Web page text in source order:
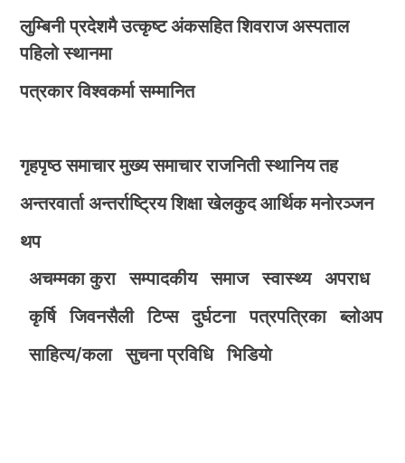
लुम्बिनी प्रदेशमै उत्कृष्ट अंकसहित शिवराज अस्पताल
पहिलो स्थानमा
पत्रकार विश्वकर्मा सम्मानित
गृहपृष्ठ समाचार मुख्य समाचार राजनिती स्थानिय तह
अन्तरवार्ता अन्तर्राष्ट्रिय शिक्षा खेलकुद आर्थिक मनोरञ्जन
थप
अचम्मका कुरा
सम्पादकीय समाज स्वास्थ्य
अपराध
कृर्षि
जिवनसैली टिप्स दुर्घटना पत्रपत्रिका
ब्लोअप
साहित्य/कला
सुचना प्रविधि भिडियाे